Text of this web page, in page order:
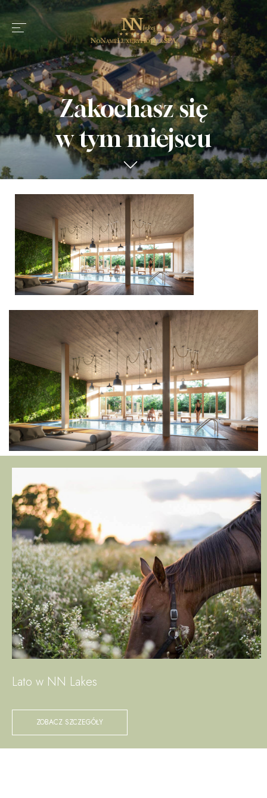
Zakochasz się
w tym miejscu
Lato w NN Lakes
ZOBACZ SZCZEGÓŁY